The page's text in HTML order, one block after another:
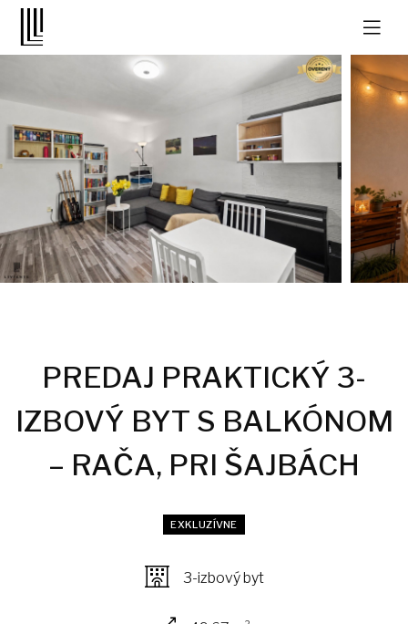
PREDAJ PRAKTICKÝ 3-
IZBOVÝ BYT S BALKÓNOM
– RAČA, PRI ŠAJBÁCH
EXKLUZÍVNE
3-izbový byt